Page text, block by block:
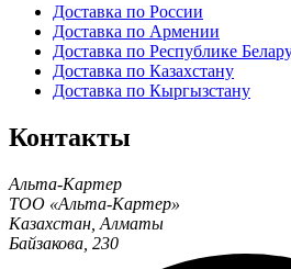
Доставка по России
Доставка по Армении
Доставка по Республике
Доставка по Казахстану
Доставка по Кыргызстану
Контакты
Альта-Картер
ТОО «Альта-Картер»
Казахстан Алматы
Байзакова, 230